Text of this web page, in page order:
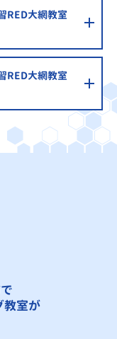
RED大網教室
RED大網教室
教室が